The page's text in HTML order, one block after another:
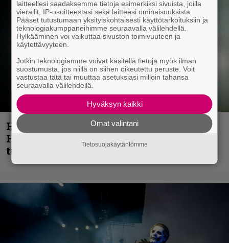
Helloween- ja Gamma Ray -mies Kai
Hansen julkaisi uuden maistiaisen
tulevalta soololevyltä
laitteellesi saadaksemme tietoja esimerkiksi sivuista, joilla
vierailit, IP-osoitteestasi sekä laitteesi ominaisuuksista.
Pääset tutustumaan yksityiskohtaisesti käyttötarkoituksiin ja
teknologiakumppaneihimme seuraavalla välilehdellä.
Hylkääminen voi vaikuttaa sivuston toimivuuteen ja
käytettävyyteen.
Jotkin teknologiamme voivat käsitellä tietoja myös ilman
suostumusta, jos niillä on siihen oikeutettu peruste. Voit
vastustaa tätä tai muuttaa asetuksiasi milloin tahansa
seuraavalla välilehdellä.
Hyväksyn kaikki
Omat valintani
Tietosuojakäytäntömme